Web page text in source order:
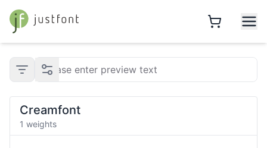
Creamfont
1 weights